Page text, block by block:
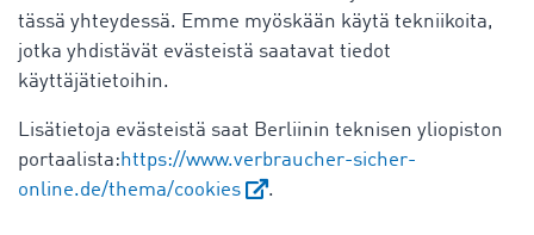
tässä yhteydessä. Emme myöskään käytä tekniikoita,
jotka yhdistävät evästeistä saatavat tiedot
käyttäjätietoihin.
Lisätietoja evästeistä saat Berliinin teknisen yliopiston
portaalista:https://www.verbraucher-sicher-
online.de/thema/cookies
.